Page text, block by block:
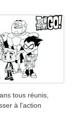
tous réunis,
à l'action